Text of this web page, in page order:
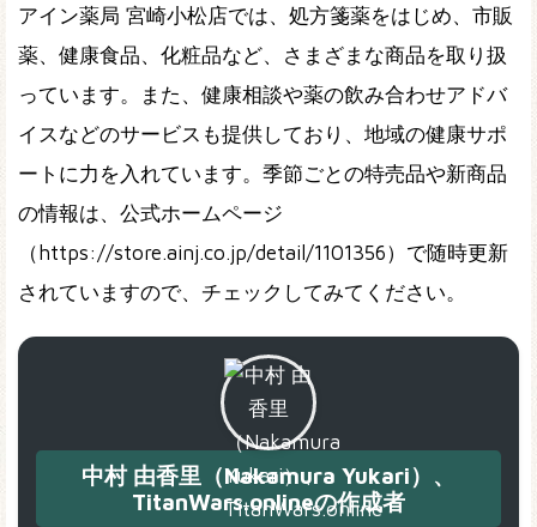
アイン薬局 宮崎小松店では、処方箋薬をはじめ、市販
薬、健康食品、化粧品など、さまざまな商品を取り扱
っています。また、健康相談や薬の飲み合わせアドバ
イスなどのサービスも提供しており、地域の健康サポ
ートに力を入れています。季節ごとの特売品や新商品
の情報は、公式ホームページ
（https://store.ainj.co.jp/detail/1101356）で随時更新
されていますので、チェックしてみてください。
中村 由香里（Nakamura Yukari）、
TitanWars.onlineの作成者